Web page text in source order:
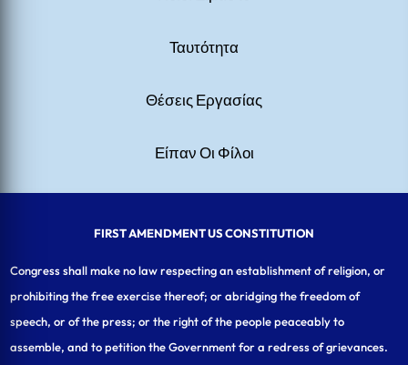
Ταυτότητα
Θέσεις Εργασίας
Είπαν Οι Φίλοι
FIRST AMENDMENT US CONSTITUTION
Congress shall make no law respecting an establishment of religion, or
prohibiting the free exercise thereof; or abridging the freedom of
speech, or of the press; or the right of the people peaceably to
assemble, and to petition the Government for a redress of grievances.